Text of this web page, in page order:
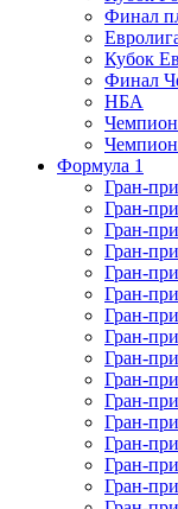
Финал
Кубок
Финал
НБА
Формула 1
Гран-
Гран-
Гран-
Гран-
Гран-
Гран-
Гран-
Гран-
Гран-
Гран-
Гран-
Гран-
Гран-
Гран-
Гран-